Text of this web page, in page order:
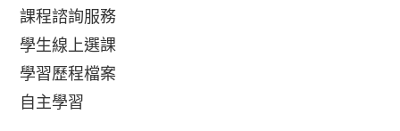
課程諮詢服務
學生線上選課
學習歷程檔案
自主學習